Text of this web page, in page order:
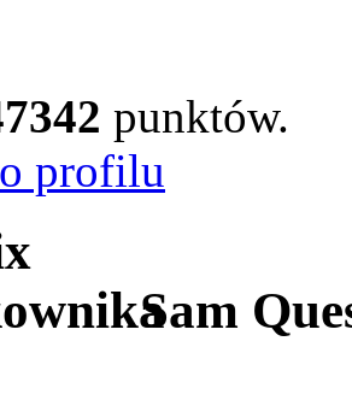
punktów.
profilu
Sam